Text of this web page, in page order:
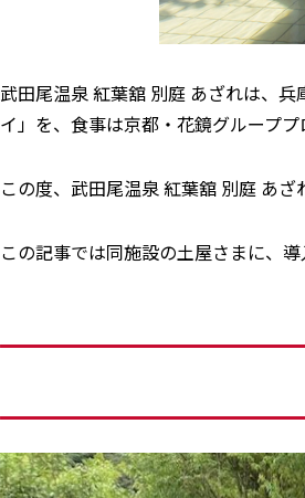
武田尾温泉 紅葉舘 別庭 あざれは、
イ」を、食事は京都・花鏡グループ
この度、武田尾温泉 紅葉舘 別庭 あざ
この記事では同施設の土屋さまに、